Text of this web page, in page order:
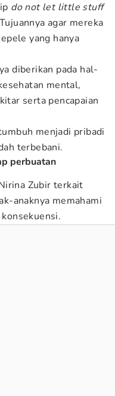
do not let little stuff
agar mereka
yang hanya
diberikan pada hal-
mental,
serta pencapaian
menjadi pribadi
terbebani.
perbuatan
Zubir terkait
anaknya memahami